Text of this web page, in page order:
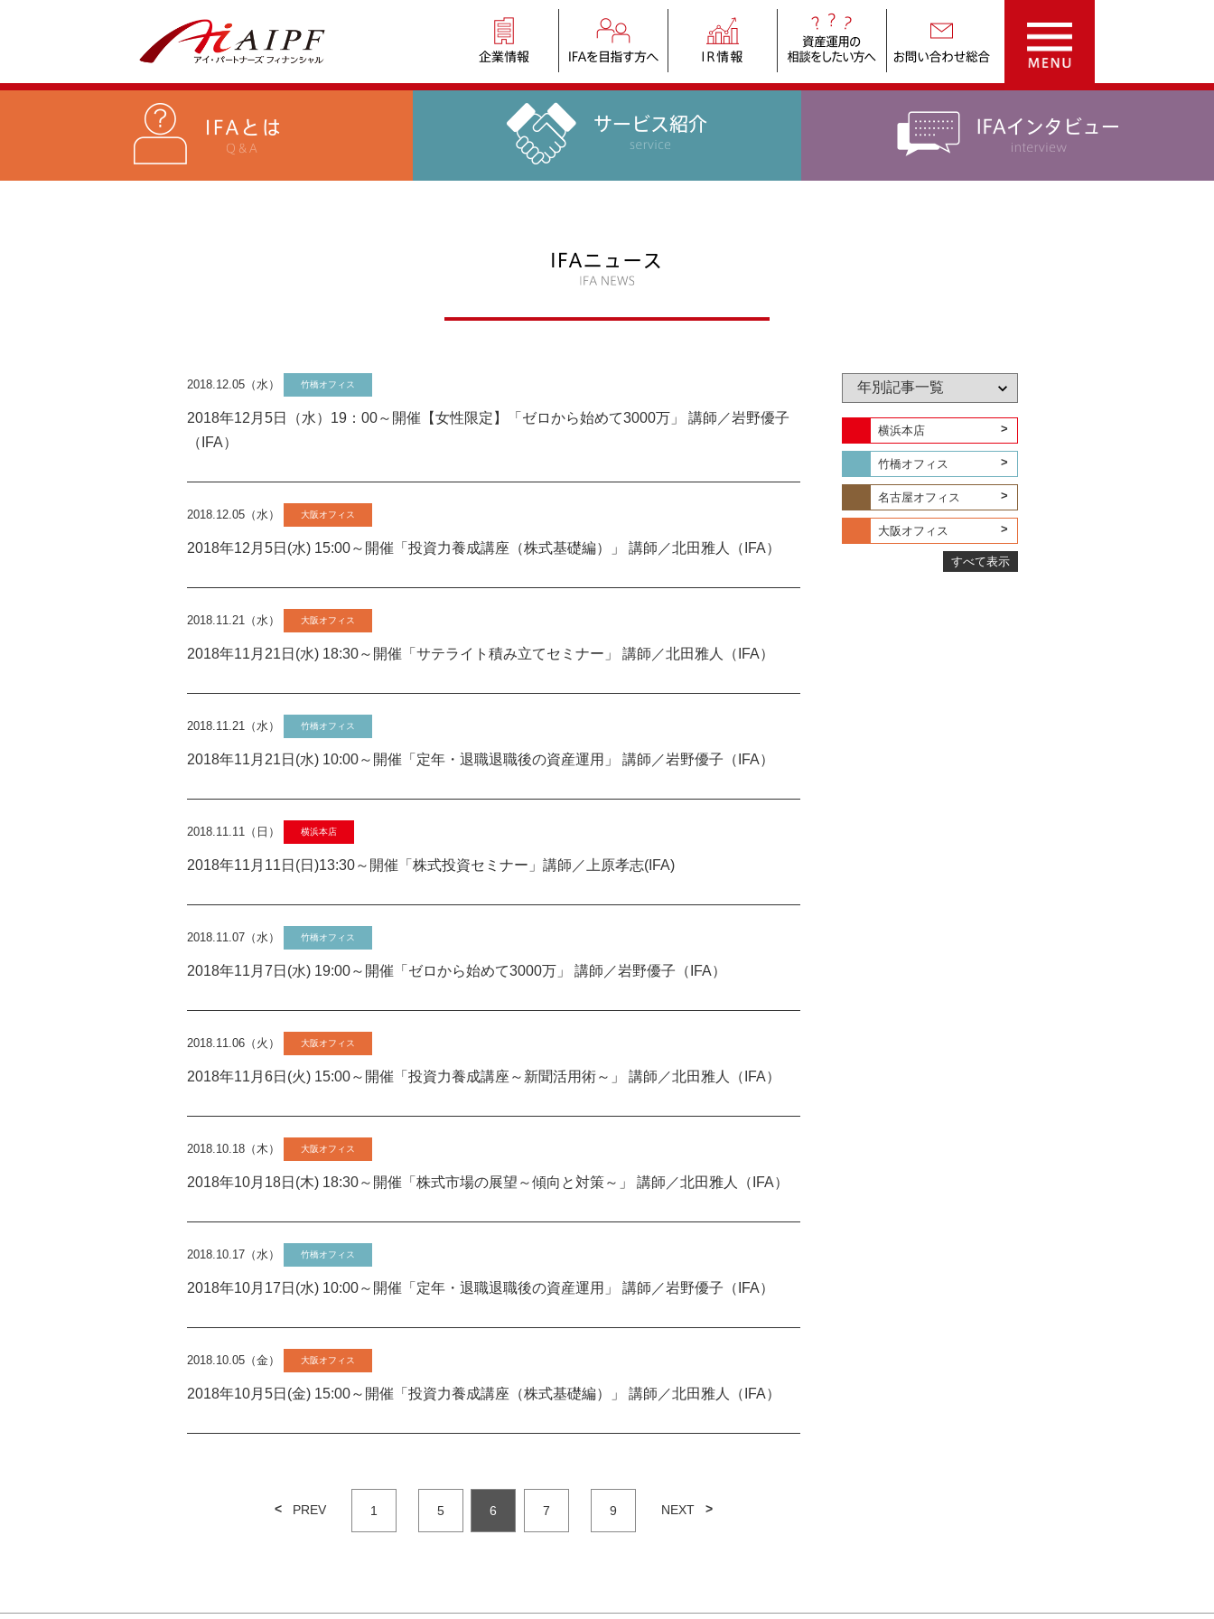
2018.12.05（水） 竹橋オフィス
2018年12月5日（水）19：00～開催【女性限定】「ゼロから始めて3000万」 講師／岩野優子
（IFA）
2018.12.05（水） 大阪オフィス
2018年12月5日(水) 15:00～開催「投資力養成講座（株式基礎編）」 講師／北田雅人（IFA）
2018.11.21（水） 大阪オフィス
2018年11月21日(水) 18:30～開催「サテライト積み立てセミナー」 講師／北田雅人（IFA）
2018.11.21（水） 竹橋オフィス
2018年11月21日(水) 10:00～開催「定年・退職退職後の資産運用」 講師／岩野優子（IFA）
2018.11.11（日） 横浜本店
2018年11月11日(日)13:30～開催「株式投資セミナー」講師／上原孝志(IFA)
2018.11.07（水） 竹橋オフィス
2018年11月7日(水) 19:00～開催「ゼロから始めて3000万」 講師／岩野優子（IFA）
2018.11.06（火） 大阪オフィス
2018年11月6日(火) 15:00～開催「投資力養成講座～新聞活用術～」 講師／北田雅人（IFA）
2018.10.18（木） 大阪オフィス
2018年10月18日(木) 18:30～開催「株式市場の展望～傾向と対策～」 講師／北田雅人（IFA）
2018.10.17（水） 竹橋オフィス
2018年10月17日(水) 10:00～開催「定年・退職退職後の資産運用」 講師／岩野優子（IFA）
2018.10.05（金） 大阪オフィス
2018年10月5日(金) 15:00～開催「投資力養成講座（株式基礎編）」 講師／北田雅人（IFA）
PREV 1 5 6 7 9 NEXT
横浜本店
竹橋オフィス
名古屋オフィス
大阪オフィス
すべて表示